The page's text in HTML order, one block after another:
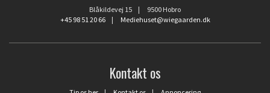
Blåkildevej 15 | 9500 Hobro
+45 98 51 20 66| Mediehuset@wiegaarden.dk
Kontakt os